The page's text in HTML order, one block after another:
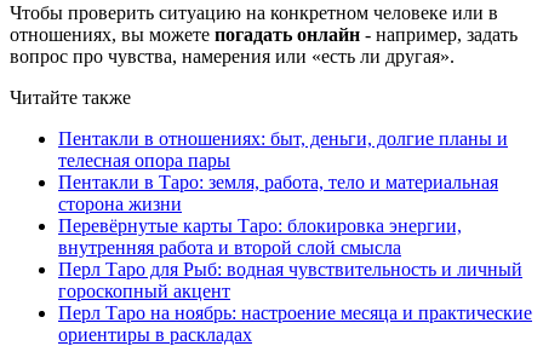
Чтобы проверить ситуацию на конкретном человеке или в
отношениях, вы можете погадать онлайн - например, задать
вопрос про чувства, намерения или «есть ли другая».
Читайте также
Пентакли в отношениях: быт, деньги, долгие планы и
телесная опора пары
Пентакли в Таро: земля, работа, тело и материальная
сторона жизни
Перевёрнутые карты Таро: блокировка энергии,
внутренняя работа и второй слой смысла
Перл Таро для Рыб: водная чувствительность и личный
гороскопный акцент
Перл Таро на ноябрь: настроение месяца и практические
ориентиры в раскладах